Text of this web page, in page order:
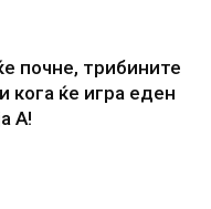
почне, трибините
кога ќе игра еден
А!